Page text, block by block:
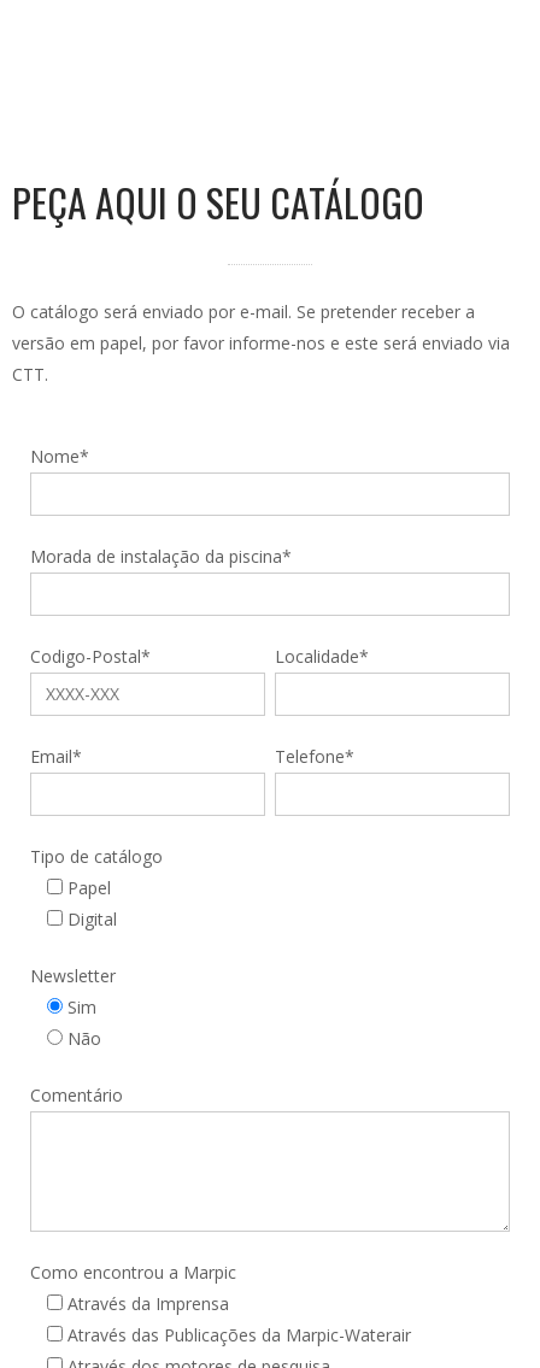
PEÇA AQUI O SEU CATÁLOGO
O catálogo será enviado por e-mail. Se pretender receber a
versão em papel, por favor informe-nos e este será enviado via
CTT.
Nome*
Morada de instalação da piscina*
Codigo-Postal* Localidade*
Email* Telefone*
Tipo de catálogo
Papel
Digital
Newsletter
Sim
Não
Comentário
Como encontrou a Marpic
Através da Imprensa
Através das Publicações da Marpic-Waterair